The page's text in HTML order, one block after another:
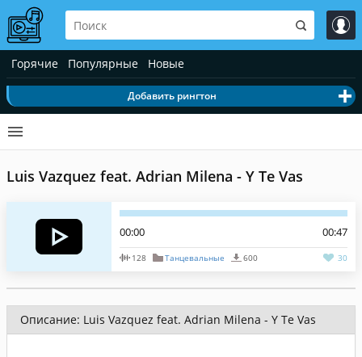
Горячие Популярные Новые
Добавить рингтон
Luis Vazquez feat. Adrian Milena - Y Te Vas
00:00 00:47
128 Танцевальные 600 30
Описание: Luis Vazquez feat. Adrian Milena - Y Te Vas